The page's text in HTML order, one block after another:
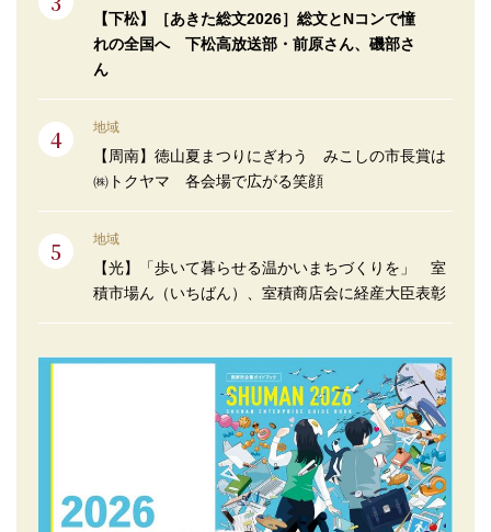
【下松】［あきた総文2026］総文とNコンで憧
れの全国へ 下松高放送部・前原さん、磯部さ
ん
地域
【周南】徳山夏まつりにぎわう みこしの市長賞は
㈱トクヤマ 各会場で広がる笑顔
地域
【光】「歩いて暮らせる温かいまちづくりを」 室
積市場ん（いちばん）、室積商店会に経産大臣表彰